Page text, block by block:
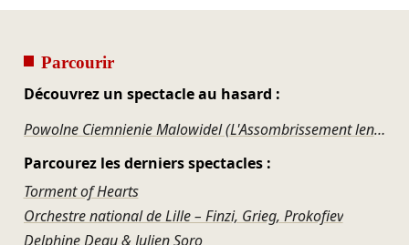
Parcourir
Découvrez un spectacle au hasard :
Powolne Ciemnienie Malowidel (L'Assombrissement lent des peintures)
Parcourez les derniers spectacles :
Torment of Hearts
Orchestre national de Lille – Finzi, Grieg, Prokofiev
Delphine Deau & Julien Soro